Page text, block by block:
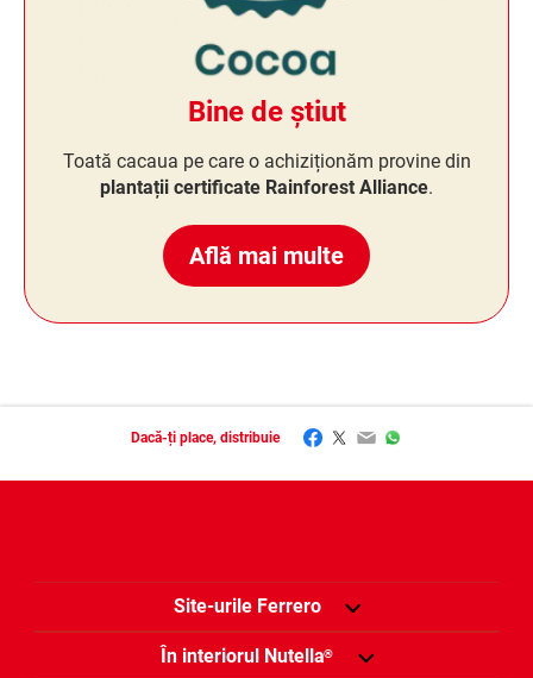
Bine de știut
Toată cacaua pe care o achiziționăm provine din
plantații certificate Rainforest Alliance.
Află mai multe
Dacă-ți place, distribuie Facebook
Twitter
EmailWhatsApp
Site-urile Ferrero
În interiorul Nutella®